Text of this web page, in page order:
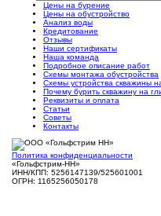
Цены на бурение
Цены на обустройство
Анализ воды
Кредитование
Отзывы
Наши сертификаты
Наша команда
Подробное описание работ
Схемы монтажа обустройства
Схемы устройства скважины
Почему бурить скважину на
Реквизиты и оплата
Статьи
Советы
Контакты
Политика конфиденциальности
«Гольфстрим-НН»
ИНН/КПП: 5256147139/525601001
ОГРН: 1165256050178